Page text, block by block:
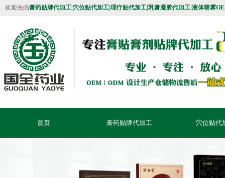
欢迎光临膏药贴牌代加工|穴位贴代加工|理疗贴代加工|乳膏凝胶代加工|液体喷雾
首页 膏药贴牌代加工 穴位贴代